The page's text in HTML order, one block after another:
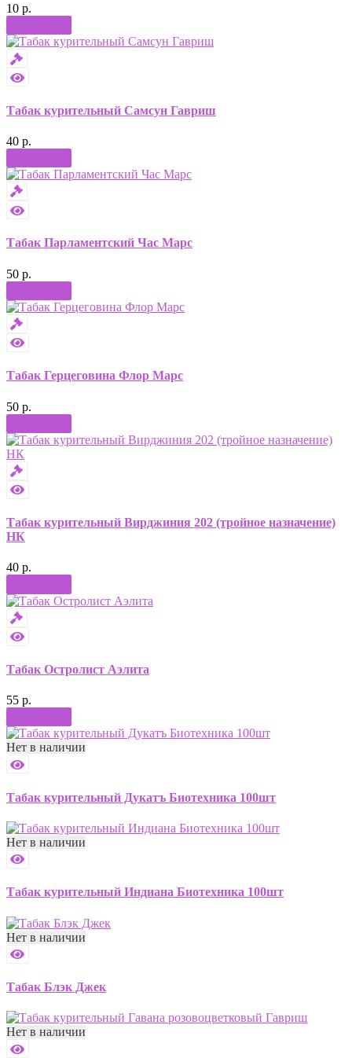
10 р.
Табак курительный Самсун Гавриш
40 р.
Табак Парламентский Час Марс
50 р.
Табак Герцеговина Флор Марс
50 р.
Табак курительный Вирджиния 202 (тройное назначение)
НК
40 р.
Табак Остролист Аэлита
55 р.
Нет в наличии
Табак курительный Дукатъ Биотехника 100шт
Нет в наличии
Табак курительный Индиана Биотехника 100шт
Нет в наличии
Табак Блэк Джек
Нет в наличии